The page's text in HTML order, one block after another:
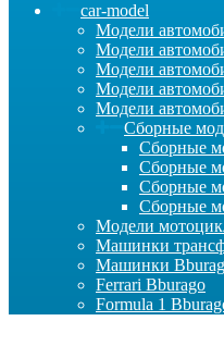
car-model
Модели
Модели
Модели
Модели
Модели
Сборные
Сборные
Сборные
Сборные
Сборные
Модели
Машинки
Машинки
Ferrari Bburago
Formula 1